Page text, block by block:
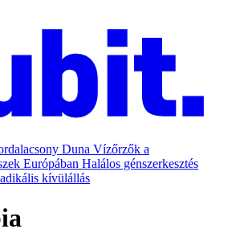
Duna Vízőrzők a
Európában Halálos génszerkesztés
kívülállás